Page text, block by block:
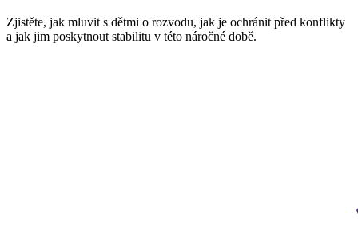
Zjistěte, jak mluvit s dětmi o rozvodu, jak je ochránit před konflikty
a jak jim poskytnout stabilitu v této náročné době.